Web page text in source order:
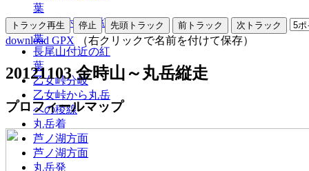
葉
長尾山付近の紅
葉
長尾山付近の紅
葉
乙女峠分岐
乙女峠から丸岳
への稜線
丸岳着
芦ノ湖方面
芦ノ湖方面
丸岳発
download GPX （右クリックで名前を付けて保存）
20121103 金時山～丸岳縦走
プロフィールマップ